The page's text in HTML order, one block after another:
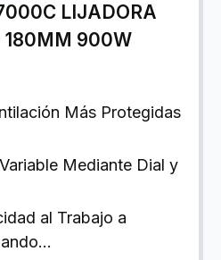
LIJADORA
180MM 900W
Más Protegidas
Mediante Dial y
al Trabajo a